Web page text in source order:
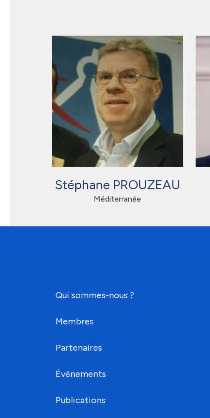
Stéphane PROUZEAU
Méditerranée
Qui sommes-nous ?
Membres
Partenaires
Événements
Publications